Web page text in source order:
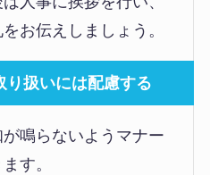
お伝えしましょう。
扱いには配慮する
鳴らないようマナー
す。